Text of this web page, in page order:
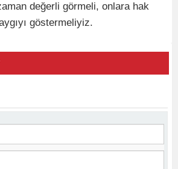
değerli görmeli, onlara hak
göstermeliyiz.